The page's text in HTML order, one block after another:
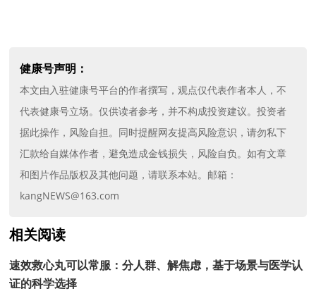
健康号声明：
本文由入驻健康号平台的作者撰写，观点仅代表作者本人，不
代表健康号立场。仅供读者参考，并不构成投资建议。投资者
据此操作，风险自担。同时提醒网友提高风险意识，请勿私下
汇款给自媒体作者，避免造成金钱损失，风险自负。如有文章
和图片作品版权及其他问题，请联系本站。邮箱：
kangNEWS@163.com
相关阅读
速效救心丸可以常服：分人群、解焦虑，基于场景与医学认
证的科学选择